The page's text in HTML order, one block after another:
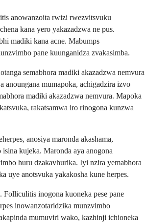
anowanzoita rwizi rwezvitsvuku
kana yero yakazadzwa ne pus.
madiki kana acne. Mabumps
pane kuunganidza zvakasimba.
semabhora madiki akazadzwa nemvura
anoungana mumapoka, achigadzira izvo
madiki akazadzwa nemvura. Mapoka
rakatsamwa iro rinogona kunzwa
anosiya maronda akashama,
kujeka. Maronda aya anogona
huru dzakavhurika. Iyi nzira yemabhora
uye anotsvuka yakakosha kune herpes.
inogona kuoneka pese pane
inowanzotaridzika munzvimbo
mumuviri wako, kazhinji ichioneka